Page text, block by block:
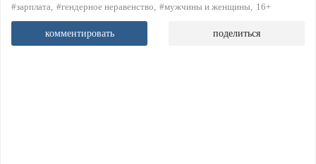
#зарплата #гендерное неравенство #мужчины и женщины 16+
комментировать поделиться